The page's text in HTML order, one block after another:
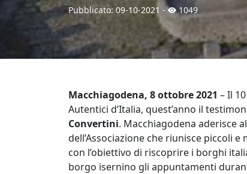
Pubblicato: 09-10-2021 - 1049
Macchiagodena, 8 ottobre 2021 – Il
Autentici d’Italia, quest’anno il
Convertini. Macchiagodena aderisce
dell’Associazione che riunisce piccoli
con l’obiettivo di riscoprire i borghi
borgo isernino gli appuntamenti